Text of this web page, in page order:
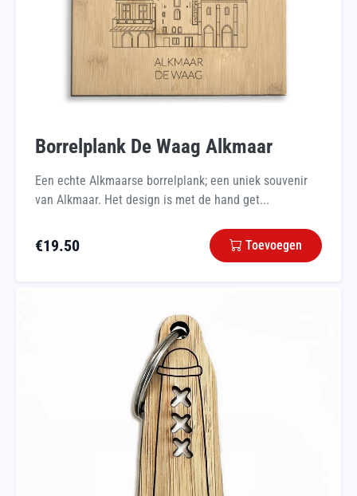
Borrelplank De Waag Alkmaar
Een echte Alkmaarse borrelplank; een uniek souvenir
van Alkmaar. Het design is met de hand get...
€19.50 Toevoegen